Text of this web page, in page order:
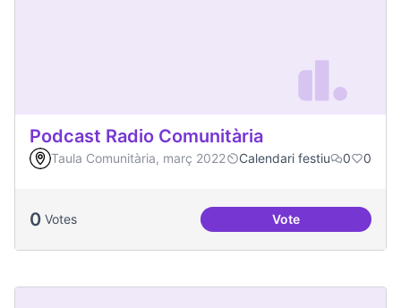
Podcast Radio Comunitària
Taula Comunitària, març 2022 Calendari festiu 0 0
0 Votes VotePodcast Radio